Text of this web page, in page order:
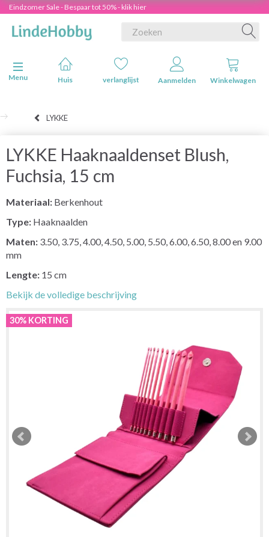
Eindzomer Sale - Bespaar tot 50% - klik hier
Navigatie in-/uitschakelen
Menu
Huis verlanglijst Aanmelden Winkelwagen
LYKKE
LYKKE Haaknaaldenset Blush,
Fuchsia, 15 cm
Materiaal: Berkenhout
Type: Haaknaalden
Maten: 3.50, 3.75, 4.00, 4.50, 5.00, 5.50, 6.00, 6.50, 8.00 en 9.00
mm
Lengte: 15 cm
Bekijk de volledige beschrijving
30% KORTING